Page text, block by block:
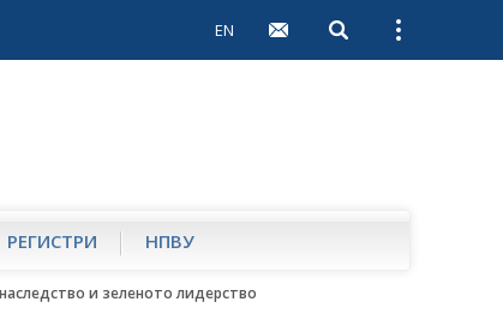
EN Open search
Open
РЕГИСТРИ НПВУ
и зеленото лидерство